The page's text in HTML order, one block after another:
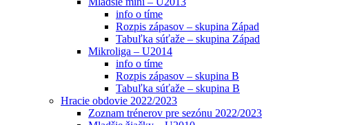
info o tíme
Rozpis zápasov – skupina Západ
Tabuľka súťaže – skupina Západ
Mikroliga – U2014
info o tíme
Rozpis zápasov – skupina B
Tabuľka súťaže – skupina B
Hracie obdovie 2022/2023
Zoznam trénerov pre sezónu 2022/2023